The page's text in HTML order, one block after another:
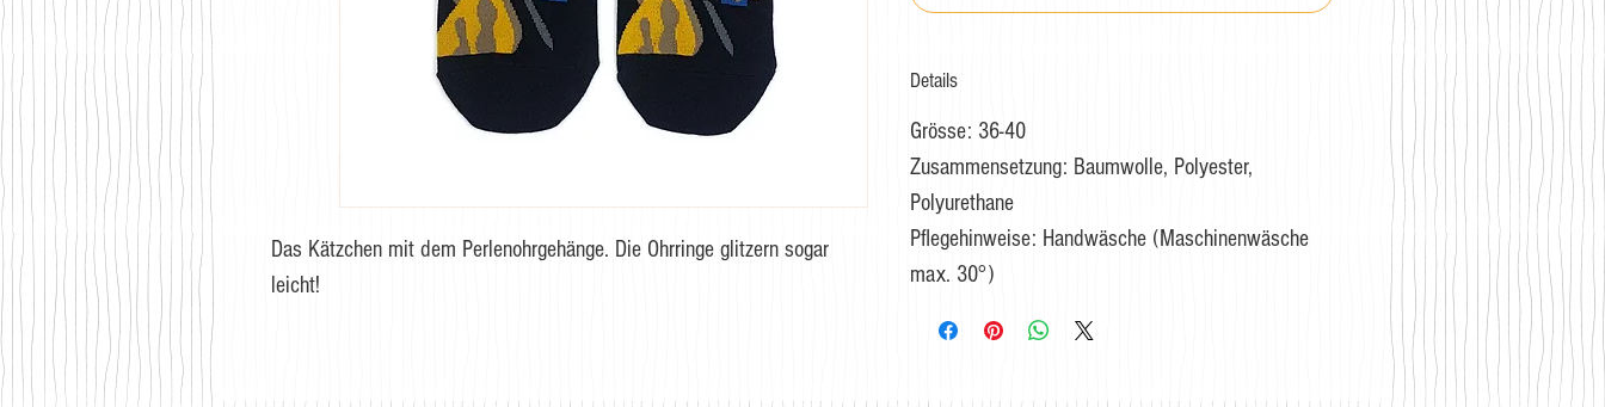
Das Kätzchen mit dem Perlenohrgehänge. Die Ohrringe glitzern sogar
leicht!
Details
Grösse: 36-40
Zusammensetzung: Baumwolle, Polyester,
Polyurethane
Pflegehinweise: Handwäsche (Maschinenwäsche
max. 30°)